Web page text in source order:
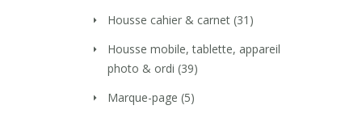
Housse cahier & carnet (31)
Housse mobile, tablette, appareil
photo & ordi (39)
Marque-page (5)